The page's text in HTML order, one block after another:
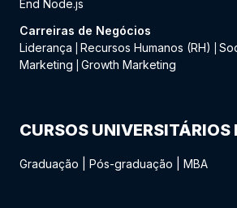
End Node.js
Carreiras de Negócios
Liderança
Recursos Humanos (RH)
Marketing
Growth Marketing
CURSOS UNIVERSITÁRIOS
Graduação Pós-graduação MBA